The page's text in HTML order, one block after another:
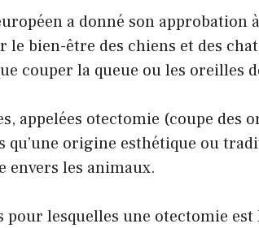
a donné son approbation
le bien-être des chiens et des
couper la queue ou les oreilles
appelées otectomie (coupe des
qu’une origine esthétique ou
envers les animaux.
pour lesquelles une otectomie